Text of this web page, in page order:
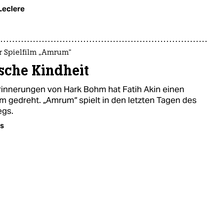
Spielfilm „Amrum“
Kindheit
von Hark Bohm hat Fatih Akin einen
gedreht. „Amrum“ spielt in den letzten Tagen des